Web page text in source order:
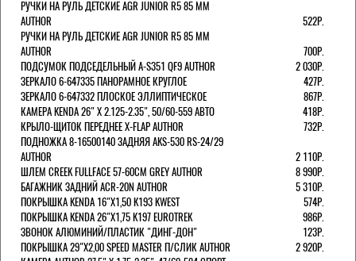
РУЧКИ НА РУЛЬ ДЕТСКИЕ AGR JUNIOR R5 85 ММ
AUTHOR
522Р.
РУЧКИ НА РУЛЬ ДЕТСКИЕ AGR JUNIOR R5 85 ММ
AUTHOR
700Р.
ПОДСУМОК ПОДСЕДЕЛЬНЫЙ A-S351 QF9 AUTHOR
2 030Р.
ЗЕРКАЛО 6-647335 ПАНОРАМНОЕ КРУГЛОЕ
427Р.
ЗЕРКАЛО 6-647332 ПЛОСКОЕ ЭЛЛИПТИЧЕСКОЕ
867Р.
КАМЕРА KENDA 26" Х 2.125-2.35", 50/60-559 АВТО
418Р.
КРЫЛО-ЩИТОК ПЕРЕДНЕЕ X-FLAP AUTHOR
732Р.
ПОДНОЖКА 8-16500140 ЗАДНЯЯ AKS-530 RS-24/29
AUTHOR
2 110Р.
ШЛЕМ CREEK FULLFACE 57-60СМ GREY AUTHOR
8 990Р.
БАГАЖНИК ЗАДНИЙ ACR-20N AUTHOR
5 310Р.
ПОКРЫШКА KENDA 16"Х1,50 K193 KWEST
574Р.
ПОКРЫШКА KENDA 26"Х1,75 K197 EUROTREK
986Р.
ЗВОНОК АЛЮМИНИЙ/ПЛАСТИК "ДИНГ-ДОН"
123Р.
ПОКРЫШКА 29"Х2,00 SPEED MASTER П/СЛИК AUTHOR
2 920Р.